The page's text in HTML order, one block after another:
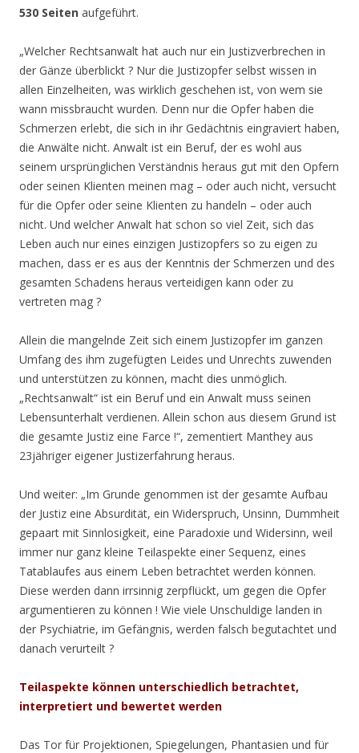
530 Seiten aufgeführt.
„Welcher Rechtsanwalt hat auch nur ein Justizverbrechen in
der Gänze überblickt ? Nur die Justizopfer selbst wissen in
allen Einzelheiten, was wirklich geschehen ist, von wem sie
wann missbraucht wurden. Denn nur die Opfer haben die
Schmerzen erlebt, die sich in ihr Gedächtnis eingraviert haben,
die Anwälte nicht. Anwalt ist ein Beruf, der es wohl aus
seinem ursprünglichen Verständnis heraus gut mit den Opfern
oder seinen Klienten meinen mag – oder auch nicht, versucht
für die Opfer oder seine Klienten zu handeln – oder auch
nicht. Und welcher Anwalt hat schon so viel Zeit, sich das
Leben auch nur eines einzigen Justizopfers so zu eigen zu
machen, dass er es aus der Kenntnis der Schmerzen und des
gesamten Schadens heraus verteidigen kann oder zu
vertreten mag ?
Allein die mangelnde Zeit sich einem Justizopfer im ganzen
Umfang des ihm zugefügten Leides und Unrechts zuwenden
und unterstützen zu können, macht dies unmöglich.
„Rechtsanwalt“ ist ein Beruf und ein Anwalt muss seinen
Lebensunterhalt verdienen. Allein schon aus diesem Grund ist
die gesamte Justiz eine Farce !“, zementiert Manthey aus
23jähriger eigener Justizerfahrung heraus.
Und weiter: „Im Grunde genommen ist der gesamte Aufbau
der Justiz eine Absurdität, ein Widerspruch, Unsinn, Dummheit
gepaart mit Sinnlosigkeit, eine Paradoxie und Widersinn, weil
immer nur ganz kleine Teilaspekte einer Sequenz, eines
Tatablaufes aus einem Leben betrachtet werden können.
Diese werden dann irrsinnig zerpflückt, um gegen die Opfer
argumentieren zu können ! Wie viele Unschuldige landen in
der Psychiatrie, im Gefängnis, werden falsch begutachtet und
danach verurteilt ?
Teilaspekte können unterschiedlich betrachtet,
interpretiert und bewertet werden
Das Tor für Projektionen, Spiegelungen, Phantasien und für